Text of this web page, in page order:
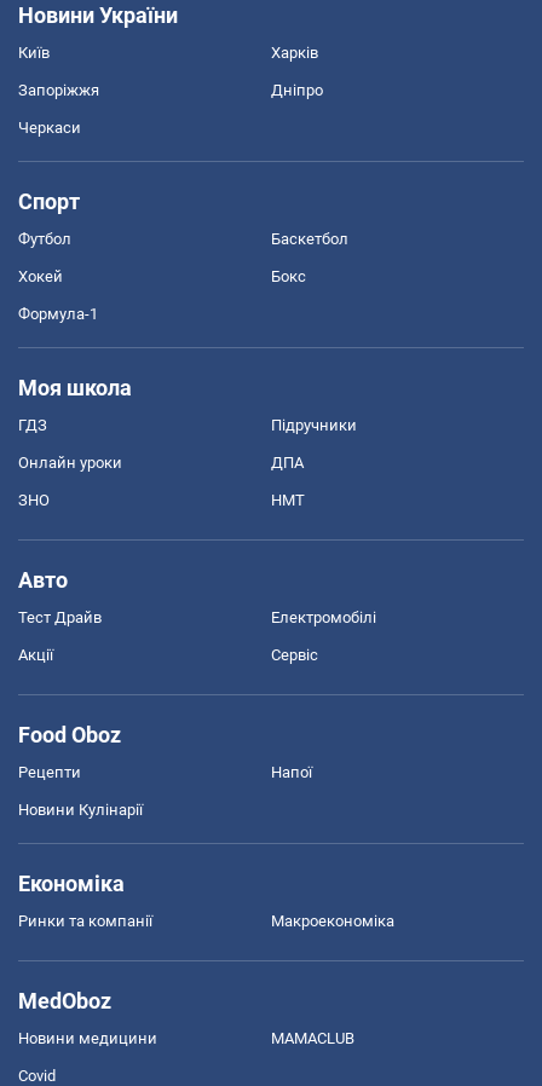
Новини України
Київ Харків
Запоріжжя Дніпро
Черкаси
Спорт
Футбол Баскетбол
Хокей Бокс
Формула-1
Моя школа
ГДЗ Підручники
Онлайн уроки ДПА
ЗНО НМТ
Авто
Тест Драйв Електромобілі
Акції Сервіс
Food Oboz
Рецепти Напої
Новини Кулінарії
Економіка
Ринки та компанії Макроекономіка
MedOboz
Новини медицини MAMACLUB
Covid